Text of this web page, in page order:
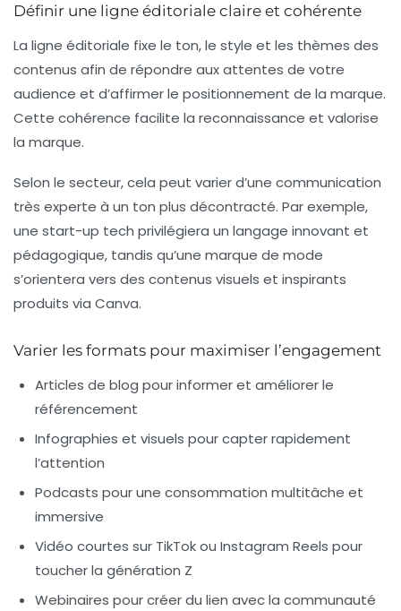
Définir une ligne éditoriale claire et cohérente
La ligne éditoriale fixe le ton, le style et les thèmes des
contenus afin de répondre aux attentes de votre
audience et d’affirmer le positionnement de la marque.
Cette cohérence facilite la reconnaissance et valorise
la marque.
Selon le secteur, cela peut varier d’une communication
très experte à un ton plus décontracté. Par exemple,
une start-up tech privilégiera un langage innovant et
pédagogique, tandis qu’une marque de mode
s’orientera vers des contenus visuels et inspirants
produits via Canva.
Varier les formats pour maximiser l’engagement
Articles de blog pour informer et améliorer le
référencement
Infographies et visuels pour capter rapidement
l’attention
Podcasts pour une consommation multitâche et
immersive
Vidéo courtes sur TikTok ou Instagram Reels pour
toucher la génération Z
Webinaires pour créer du lien avec la communauté